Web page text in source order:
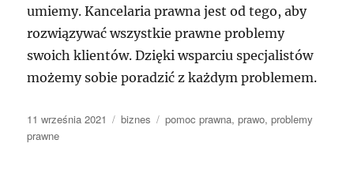
umiemy. Kancelaria prawna jest od tego, aby
rozwiązywać wszystkie prawne problemy
swoich klientów. Dzięki wsparciu specjalistów
możemy sobie poradzić z każdym problemem.
Data
publikacji
11 września 2021 Kategorie
biznes Tagi
pomoc prawna,prawo,problemy
prawne